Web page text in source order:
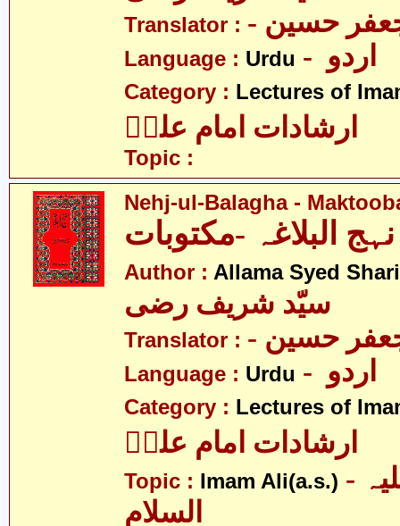
Translator : حسین
Language : Urdu
Category : Lectures of
ارشادات امام علیؑ
Topic :
Nehj-ul-Balagha -
نہج البلاغہ -مکتوبات
Author : Allama Syed
سیّد شریف رضی
Translator : حسین
Language : Urdu
Category : Lectures of
ارشادات امام علیؑ
Topic : Imam Ali(a.s.) - امام علی علیہ